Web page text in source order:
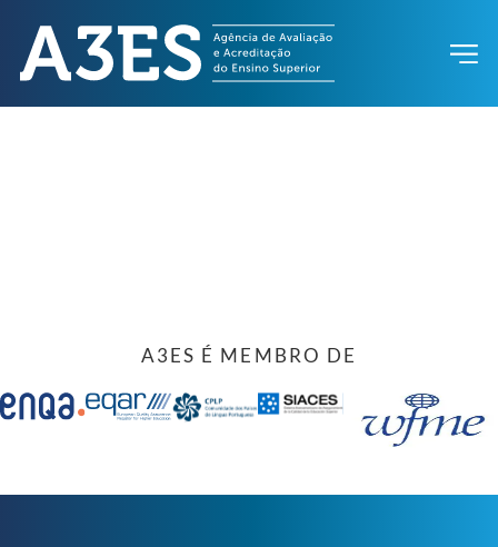
A3ES É MEMBRO DE